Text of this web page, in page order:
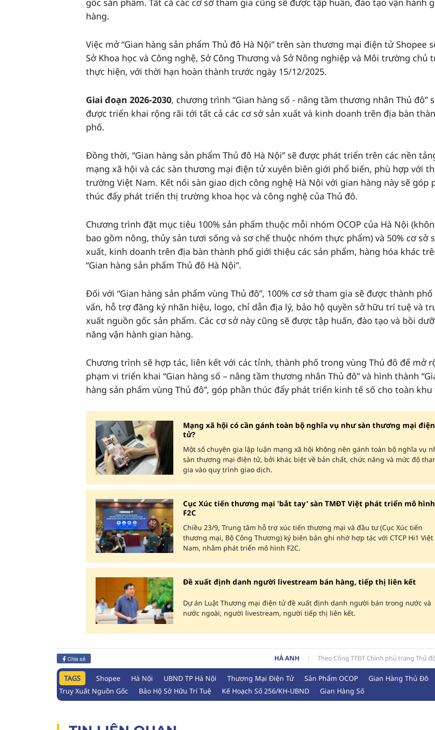
gốc sản phẩm. Tất cả các cơ sở tham gia cũng sẽ được tập huấn, đào tạo vận hành
hàng.
Việc mở “Gian hàng sản phẩm Thủ đô Hà Nội” trên sàn thương mại điện tử Shopee
Sở Khoa học và Công nghệ, Sở Công Thương và Sở Nông nghiệp và Môi trường chủ
thực hiện, với thời hạn hoàn thành trước ngày 15/12/2025.
Giai đoạn 2026-2030, chương trình “Gian hàng số - nâng tầm thương nhân Thủ đô”
được triển khai rộng rãi tới tất cả các cơ sở sản xuất và kinh doanh trên địa bàn
phố.
Đồng thời, “Gian hàng sản phẩm Thủ đô Hà Nội” sẽ được phát triển trên các nền
mạng xã hội và các sàn thương mại điện tử xuyên biên giới phổ biến, phù hợp với
trường Việt Nam. Kết nối sàn giao dịch công nghệ Hà Nội với gian hàng này sẽ góp
thúc đẩy phát triển thị trường khoa học và công nghệ của Thủ đô.
Chương trình đặt mục tiêu 100% sản phẩm thuộc mỗi nhóm OCOP của Hà Nội
bao gồm nông, thủy sản tươi sống và sơ chế thuộc nhóm thực phẩm) và 50% cơ sở
xuất, kinh doanh trên địa bàn thành phố giới thiệu các sản phẩm, hàng hóa khác
“Gian hàng sản phẩm Thủ đô Hà Nội”.
Đối với “Gian hàng sản phẩm vùng Thủ đô”, 100% cơ sở tham gia sẽ được thành
vấn, hỗ trợ đăng ký nhãn hiệu, logo, chỉ dẫn địa lý, bảo hộ quyền sở hữu trí tuệ và
xuất nguồn gốc sản phẩm. Các cơ sở này cũng sẽ được tập huấn, đào tạo và bồi
năng vận hành gian hàng.
Chương trình sẽ hợp tác, liên kết với các tỉnh, thành phố trong vùng Thủ đô để mở
phạm vi triển khai “Gian hàng số – nâng tầm thương nhân Thủ đô” và hình thành
hàng sản phẩm vùng Thủ đô”, góp phần thúc đẩy phát triển kinh tế số cho toàn khu
Mạng xã hội có cần gánh toàn bộ nghĩa vụ như sàn thương mại điện
tử?
Một số chuyên gia lập luận mạng xã hội không nên gánh toàn bộ nghĩa vụ
sàn thương mại điện tử, bởi khác biệt về bản chất, chức năng và mức độ
gia vào quy trình giao dịch.
Cục Xúc tiến thương mại 'bắt tay' sàn TMĐT Việt phát triển mô hình
F2C
Chiều 23/9, Trung tâm hỗ trợ xúc tiến thương mại và đầu tư (Cục Xúc tiến
thương mại, Bộ Công Thương) ký biên bản ghi nhớ hợp tác với CTCP Hi1 Việt
Nam, nhằm phát triển mô hình F2C.
Đề xuất định danh người livestream bán hàng, tiếp thị liên kết
Dự án Luật Thương mại điện tử đề xuất định danh người bán trong nước và
nước ngoài, người livestream, người tiếp thị liên kết.
Chia sẻ HÀ ANH Theo Cổng TTĐT Chính phủ trang Thủ
TAGS Shopee Hà Nội UBND TP Hà Nội Thương Mại Điện Tử Sản Phẩm OCOP
Gian Hàng Thủ Đô
Truy Xuất Nguồn Gốc
Bảo Hộ Sở Hữu Trí Tuệ Kế Hoạch Số 256/KH-UBND Gian Hàng Số